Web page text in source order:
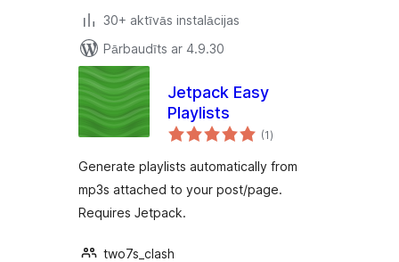
30+ aktīvās instalācijas
Pārbaudīts ar 4.9.30
Jetpack Easy
Playlists
(1vērtējumu
kopsumma
)
Generate playlists automatically from
mp3s attached to your post/page.
Requires Jetpack.
two7s_clash